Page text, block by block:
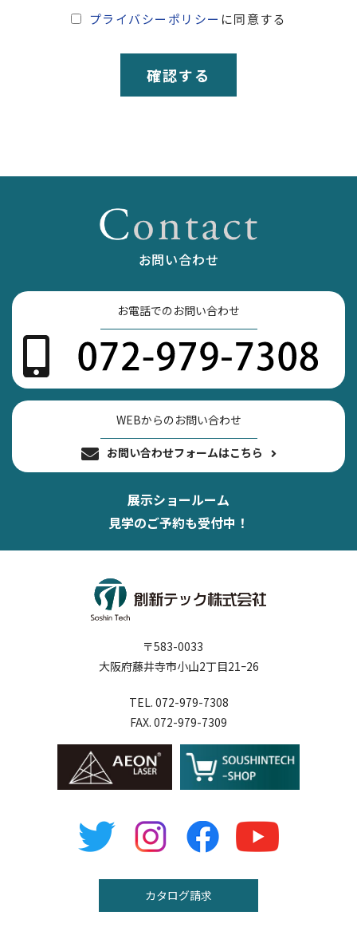
プライバシーポリシー に同意する
お問い合わせ
お電話でのお問い合わせ
WEBからのお問い合わせ
お問い合わせフォームはこちら
展示ショールーム
見学のご予約も受付中！
〒583-0033
大阪府藤井寺市小山2丁目21ｰ26
TEL. 072-979-7308
FAX. 072-979-7309
カタログ請求